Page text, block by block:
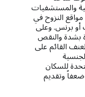
والمستشفيات
النزوح في
أو برنس. وعلى
بشدة والنقص
القائم على
للسكان
ضعفاً وتقديم